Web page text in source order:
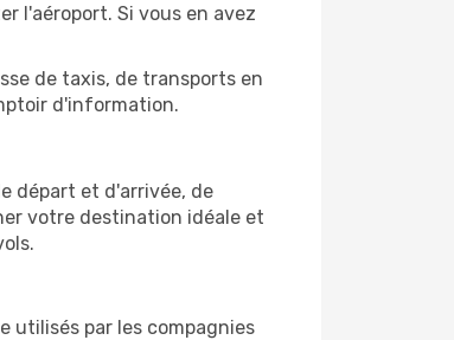
l'aéroport. Si vous en avez
de taxis, de transports en
d'information.
départ et d'arrivée, de
votre destination idéale et
utilisés par les compagnies